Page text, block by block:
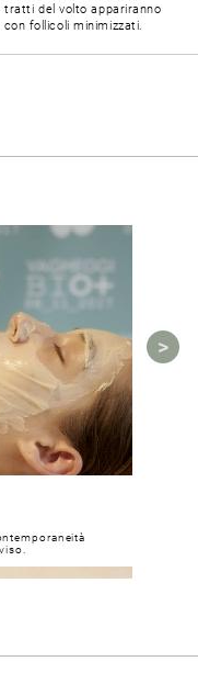
tratti del volto appariranno
follicoli minimizzati.